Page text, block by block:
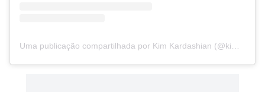
Uma publicação compartilhada por Kim Kardashian (@kimkardashian)